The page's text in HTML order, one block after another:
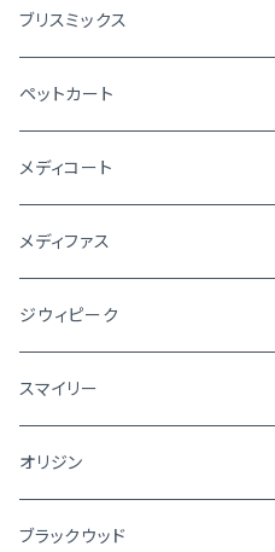
ブリスミックス
ペットカート
メディコート
メディファス
ジウィピーク
犬
猫
スマイリー
オリジン
犬
ブラックウッド